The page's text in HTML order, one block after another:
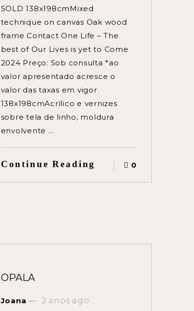
SOLD 138x198cmMixed
technique on canvas Oak wood
frame Contact One Life – The
best of Our Lives is yet to Come
2024 Preço: Sob consulta *ao
valor apresentado acresce o
valor das taxas em vigor
138x198cmAcrílico e vernizes
sobre tela de linho, moldura
envolvente …
Continue Reading 0
OPALA
Joana 2 anos ago